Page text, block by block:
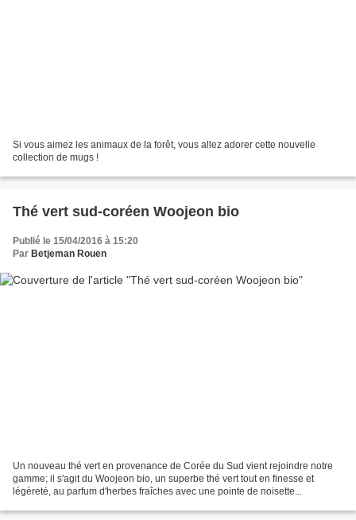
Si vous aimez les animaux de la forêt, vous allez adorer cette nouvelle
collection de mugs !
Thé vert sud-coréen Woojeon bio
Publié le 15/04/2016 à 15:20
Par Betjeman Rouen
Un nouveau thé vert en provenance de Corée du Sud vient rejoindre notre
gamme; il s'agit du Woojeon bio, un superbe thé vert tout en finesse et
légèreté, au parfum d'herbes fraîches avec une pointe de noisette...